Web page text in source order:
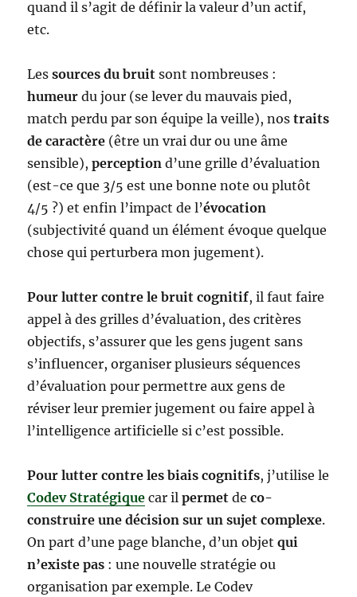
quand il s’agit de définir la valeur d’un actif,
etc.
Lessources du bruitsont nombreuses :
humeurdu jour (se lever du mauvais pied,
match perdu par son équipe la veille), nostraits
de caractère (être un vrai dur ou une âme
sensible),perceptiond’une grille d’évaluation
(est-ce que 3/5 est une bonne note ou plutôt
4/5 ?) et enfin l’impact de l’évocation
(subjectivité quand un élément évoque quelque
chose qui perturbera mon jugement).
Pour lutter contre le bruit cognitif, il faut faire
appel à des grilles d’évaluation, des critères
objectifs, s’assurer que les gens jugent sans
s’influencer, organiser plusieurs séquences
d’évaluation pour permettre aux gens de
réviser leur premier jugement ou faire appel à
l’intelligence artificielle si c’est possible.
Pour lutter contre les biais cognitifs, j’utilise le
Codev Stratégique car ilpermetdeco-
construire une décision sur un sujet complexe.
On part d’une page blanche, d’un objet qui
n’existe pas : une nouvelle stratégie ou
organisation par exemple. Le Codev